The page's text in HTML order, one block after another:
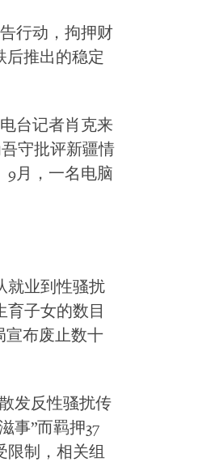
行动，拘押财
后推出的稳定
台记者肖克来
守批评新疆情
9月，一名电脑
就业到性骚扰
子女的数目
宣布废止数十
发反性骚扰传
事”而羁押37
限制，相关组